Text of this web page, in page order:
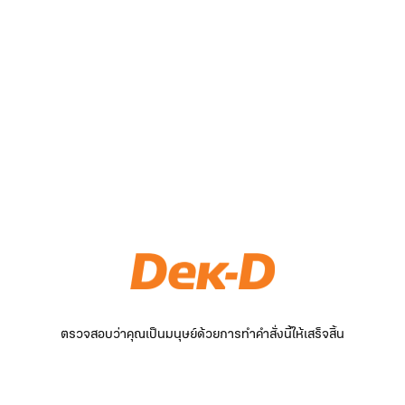
ตรวจสอบว่าคุณเป็นมนุษย์ด้วยการทำคำสั่งนี้ให้เสร็จสิ้น